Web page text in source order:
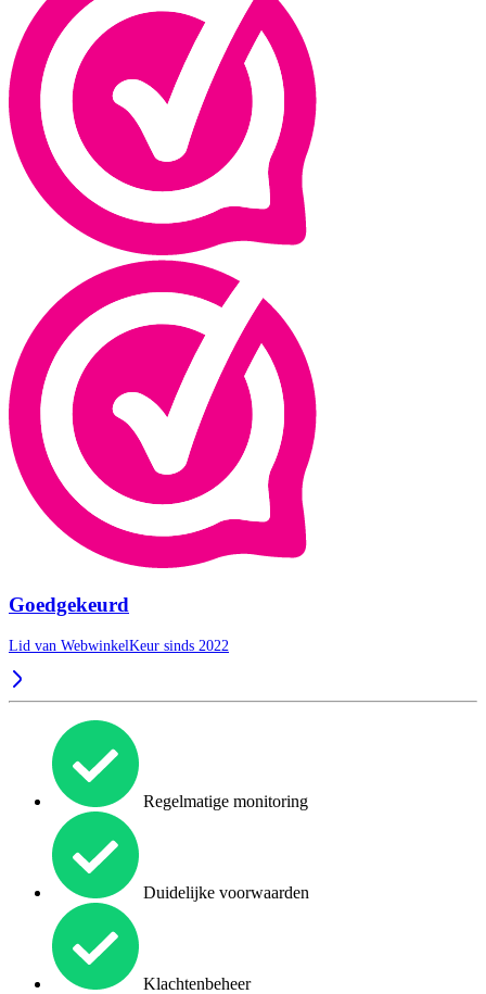
Goedgekeurd
Lid van WebwinkelKeur sinds 2022
Regelmatige monitoring
Duidelijke voorwaarden
Klachtenbeheer